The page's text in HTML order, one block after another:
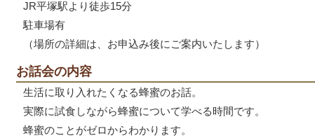
JR平塚駅より徒歩15分
駐車場有
（場所の詳細は、お申込み後にご案内いたします）
お話会の内容
生活に取り入れたくなる蜂蜜のお話。
実際に試食しながら蜂蜜について学べる時間です。
蜂蜜のことがゼロからわかります。